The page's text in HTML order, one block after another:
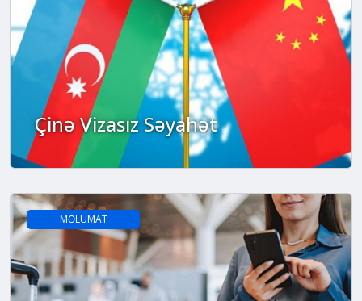
Çinə Vizasız Səyahət
MƏLUMAT